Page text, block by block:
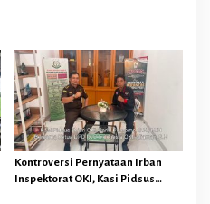
Kontroversi Pernyataan Irban
Inspektorat OKI, Kasi Pidsus